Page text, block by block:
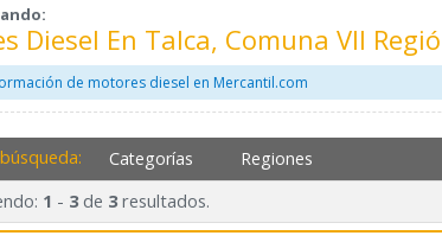
Diesel En Talca, Comuna VII
de motores diesel en Mercantil.com
Categorías Regiones
1 - 3de 3resultados.